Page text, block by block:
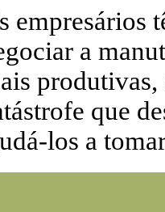
empresários
a
que
los a